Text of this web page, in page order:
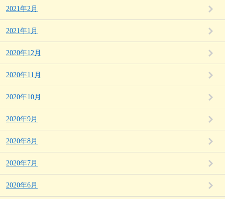
2021年2月
2021年1月
2020年12月
2020年11月
2020年10月
2020年9月
2020年8月
2020年7月
2020年6月